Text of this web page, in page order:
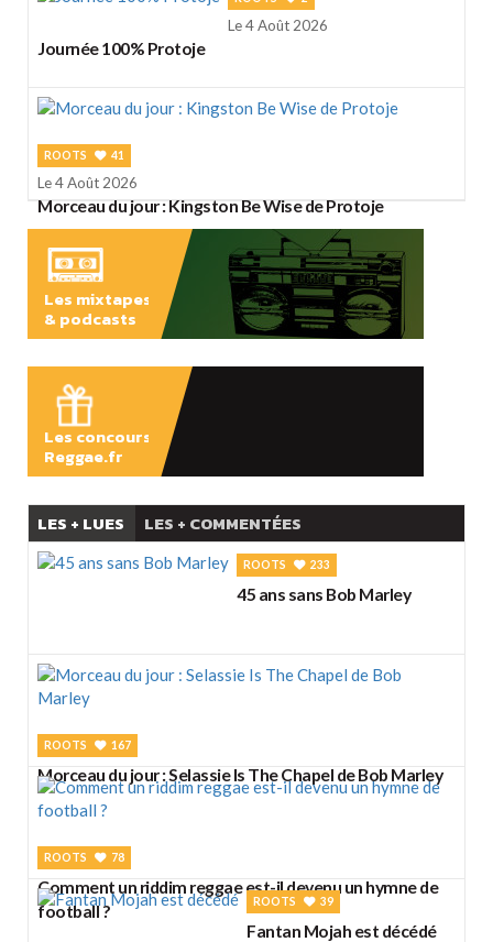
Le 4 Août 2026
Journée 100% Protoje
ROOTS 41
Le 4 Août 2026
Morceau du jour : Kingston Be Wise de Protoje
Les mixtapes
& podcasts
Les concours
Reggae.fr
LES + LUES LES + COMMENTÉES
ROOTS 233
45 ans sans Bob Marley
ROOTS 167
Morceau du jour : Selassie Is The Chapel de Bob Marley
ROOTS 78
Comment un riddim reggae est-il devenu un hymne de
football ?
ROOTS 39
Fantan Mojah est décédé